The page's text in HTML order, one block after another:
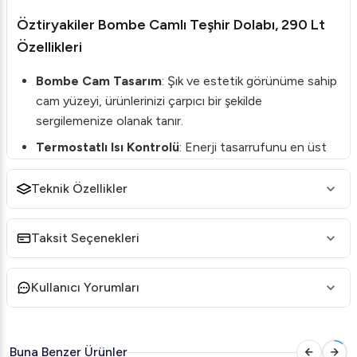
Öztiryakiler Bombe Camlı Teşhir Dolabı, 290 Lt
Özellikleri
Bombe Cam Tasarım: Şık ve estetik görünüme sahip
cam yüzeyi, ürünlerinizi çarpıcı bir şekilde
sergilemenize olanak tanır.
Termostatlı Isı Kontrolü: Enerji tasarrufunu en üst
düzeye çıkarırken, soğutma performansını da optimize
eder.
Sürgülü Cam Sistem: Kullanıcı tarafındaki 10 mm
ısıcam sürgülü camlarla kolay erişim sağlar.
Geniş Kapasite: 290 litre kapasite, geniş bir ürün
yelpazesini rahatça sergileyebilmenizi mümkün kılar.
Sağlam Yapı: Uyarlanabilir, elektrikle çalışan modern
Teknik Özellikler
Taksit Seçenekleri
Kullanıcı Yorumları
Buna Benzer Ürünler